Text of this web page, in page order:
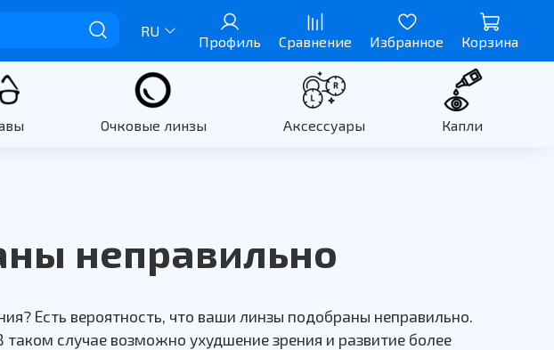
RU
Профиль Сравнение Избранное Корзина
Очковые линзы Аксессуары Капли
неправильно
Есть вероятность, что ваши линзы подобраны неправильно.
случае возможно ухудшение зрения и развитие более